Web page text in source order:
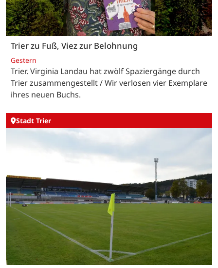
Trier zu Fuß, Viez zur Belohnung
Gestern
Trier. Virginia Landau hat zwölf Spaziergänge durch
Trier zusammengestellt / Wir verlosen vier Exemplare
ihres neuen Buchs.
Stadt Trier